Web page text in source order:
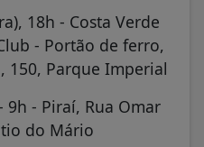
18h - Costa Verde
- Portão de ferro,
150, Parque Imperial
- Piraí, Rua Omar
do Mário